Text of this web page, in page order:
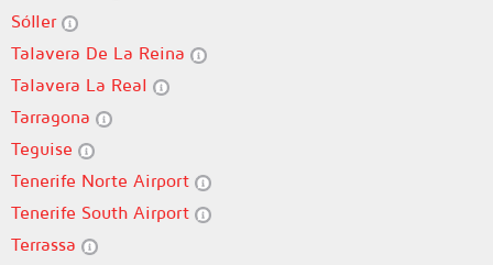
Sóller
Talavera De La Reina
Talavera La Real
Tarragona
Teguise
Tenerife Norte Airport
Tenerife South Airport
Terrassa